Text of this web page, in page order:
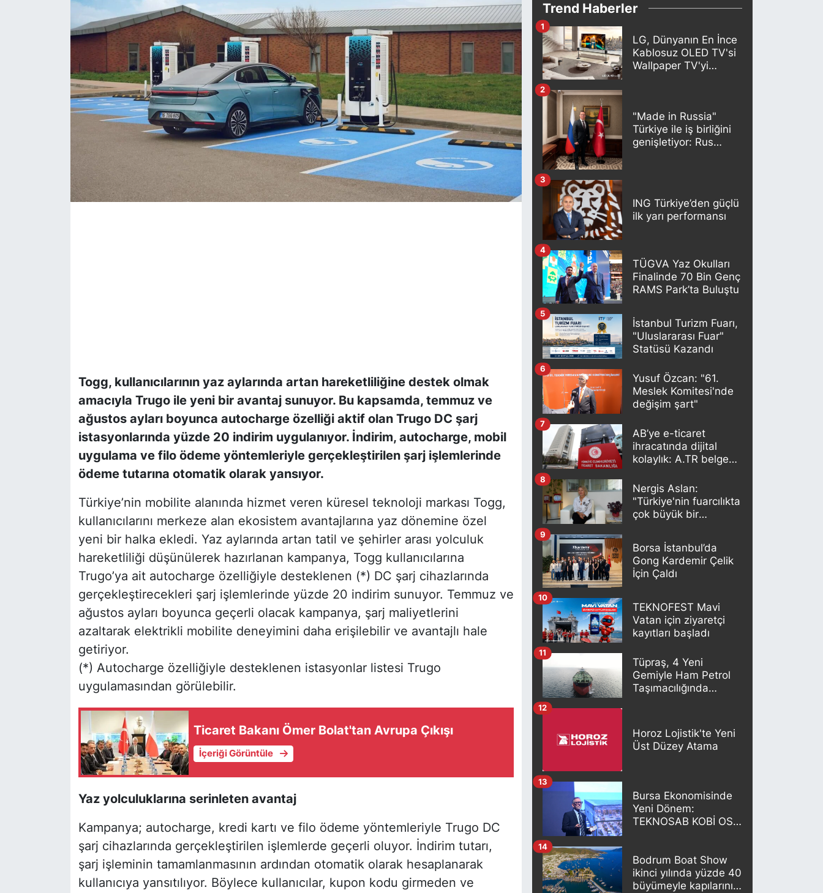
Togg, kullanıcılarının yaz aylarında artan hareketliliğine destek olmak
amacıyla Trugo ile yeni bir avantaj sunuyor. Bu kapsamda, temmuz ve
ağustos ayları boyunca autocharge özelliği aktif olan Trugo DC şarj
istasyonlarında yüzde 20 indirim uygulanıyor. İndirim, autocharge, mobil
uygulama ve filo ödeme yöntemleriyle gerçekleştirilen şarj işlemlerinde
ödeme tutarına otomatik olarak yansıyor.
Türkiye’nin mobilite alanında hizmet veren küresel teknoloji markası Togg,
kullanıcılarını merkeze alan ekosistem avantajlarına yaz dönemine özel
yeni bir halka ekledi. Yaz aylarında artan tatil ve şehirler arası yolculuk
hareketliliği düşünülerek hazırlanan kampanya, Togg kullanıcılarına
Trugo’ya ait autocharge özelliğiyle desteklenen (*) DC şarj cihazlarında
gerçekleştirecekleri şarj işlemlerinde yüzde 20 indirim sunuyor. Temmuz ve
ağustos ayları boyunca geçerli olacak kampanya, şarj maliyetlerini
azaltarak elektrikli mobilite deneyimini daha erişilebilir ve avantajlı hale
getiriyor.
(*) Autocharge özelliğiyle desteklenen istasyonlar listesi Trugo
uygulamasından görülebilir.
Ticaret Bakanı Ömer Bolat'tan Avrupa Çıkışı
İçeriği Görüntüle
Yaz yolculuklarına serinleten avantaj
Kampanya; autocharge, kredi kartı ve filo ödeme yöntemleriyle Trugo DC
şarj cihazlarında gerçekleştirilen işlemlerde geçerli oluyor. İndirim tutarı,
şarj işleminin tamamlanmasının ardından otomatik olarak hesaplanarak
kullanıcıya yansıtılıyor. Böylece kullanıcılar, kupon kodu girmeden ve
Trend Haberler
LG, Dünyanın En İnce
Kablosuz OLED TV'si
Wallpaper TV'yi
1
"Made in Russia"
Türkiye ile iş birliğini
genişletiyor: Rus
2
ING Türkiye’den güçlü
ilk yarı performansı
3
TÜGVA Yaz Okulları
Finalinde 70 Bin Genç
RAMS Park’ta Buluştu
4
İstanbul Turizm Fuarı,
"Uluslararası Fuar"
Statüsü Kazandı
5
Yusuf Özcan: "61.
Meslek Komitesi'nde
değişim şart"
6
AB’ye e-ticaret
ihracatında dijital
kolaylık: A.TR belgesi
oluşturuluyor
7
Nergis Aslan:
"Türkiye'nin fuarcılıkta
çok büyük bir
8
Borsa İstanbul’da
Gong Kardemir Çelik
İçin Çaldı
9
TEKNOFEST Mavi
Vatan için ziyaretçi
kayıtları başladı
10
Tüpraş, 4 Yeni
Gemiyle Ham Petrol
Taşımacılığında
11
Horoz Lojistik'te Yeni
Üst Düzey Atama
12
Bursa Ekonomisinde
Yeni Dönem:
TEKNOSAB KOBİ OSB
13
Bodrum Boat Show
ikinci yılında yüzde 40
büyümeyle kapılarını
14
KONGRE HABERLERİ
KONGRE TAKVİMİ
RÖPORTAJLAR
BİYOGRAFİLER